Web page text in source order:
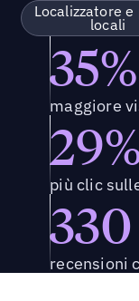
Localizzatore e
locali
35%
maggiore
più clic
330
recensioni